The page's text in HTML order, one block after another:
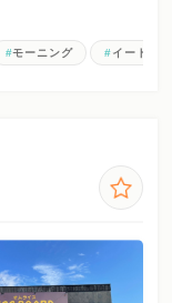
モーニング イートイン